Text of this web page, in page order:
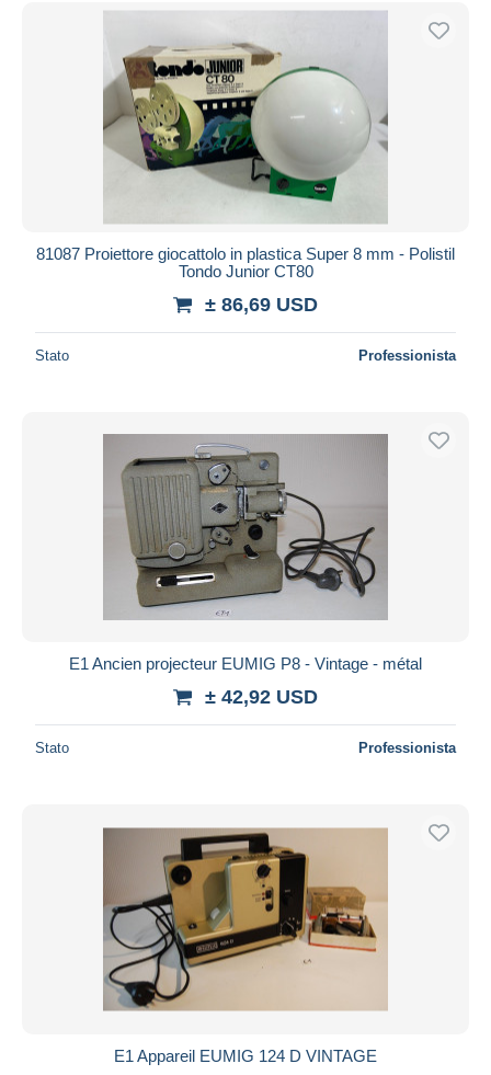
Metodi di pagamento
PayPal
Bonifico bancario
Visa
Maestro
Residenza del venditore
Aggiorna
81087 Proiettore giocattolo in plastica Super 8 mm - Polistil
Tondo Junior CT80
± 86,69 USD
Stato Professionista
E1 Ancien projecteur EUMIG P8 - Vintage - métal
± 42,92 USD
Stato Professionista
E1 Appareil EUMIG 124 D VINTAGE